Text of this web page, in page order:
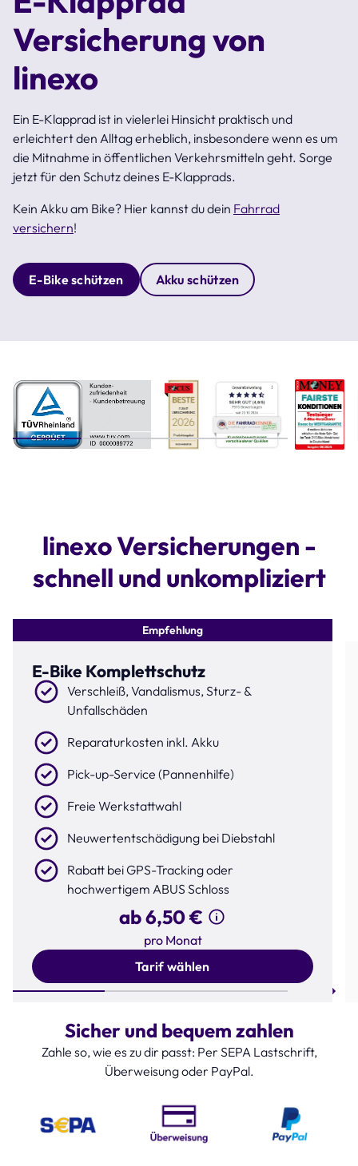
Versicherung von
linexo
Ein E-Klapprad ist in vielerlei Hinsicht praktisch und
erleichtert den Alltag erheblich, insbesondere wenn es um
die Mitnahme in öffentlichen Verkehrsmitteln geht. Sorge
jetzt für den Schutz deines E-Klapprads.
Kein Akku am Bike? Hier kannst du dein Fahrrad
versichern!
E-Bike schützen Akku schützen
Step 1 of 4
linexo Versicherungen -
schnell und unkompliziert
Empfehlung
E-Bike Komplettschutz
Verschleiß, Vandalismus, Sturz- &
Unfallschäden
Reparaturkosten inkl. Akku
Pick-up-Service (Pannenhilfe)
Freie Werkstattwahl
Neuwertentschädigung bei Diebstahl
Rabatt bei GPS-Tracking oder
hochwertigem ABUS Schloss
ab 6,50 €
pro Monat
Tarif wählen
Sicher und bequem zahlen
Zahle so, wie es zu dir passt: Per SEPA Lastschrift,
Überweisung oder PayPal.